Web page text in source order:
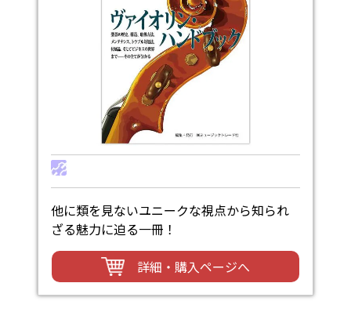
他に類を見ないユニークな視点から知られ
ざる魅力に迫る一冊！
詳細・購入ページへ